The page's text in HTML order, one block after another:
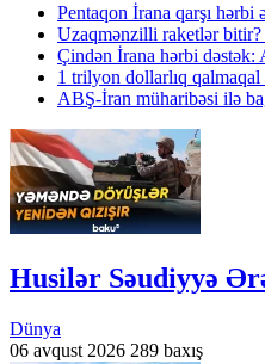
Pentaqon İrana qarşı
Uzaqmənzilli raketlər
Çindən İrana hərbi
1 trilyon dollarlıq qalmaqal
ABŞ-İran müharibəsi ilə
Husilər Səudiyyə
Dünya
06 avqust 2026 289 baxış